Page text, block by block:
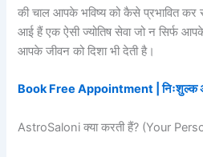
की चाल आपके भविष्य को कैसे प्रभावित कर
आई हैं एक ऐसी ज्योतिष सेवा जो न सिर्फ
आपके जीवन को दिशा भी देती है।
Book Free Appointment | निःशुल्क
AstroSaloni क्या करती हैं? (Your